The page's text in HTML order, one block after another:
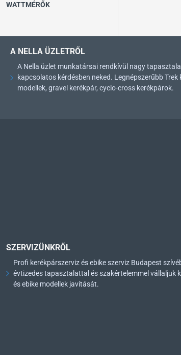
WATTMÉRŐK
A NELLA ÜZLETRŐL
A Nella üzlet munkatársai rendkívül nagy
kapcsolatos kérdésben neked. Legnépszerűbb
modellek, gravel kerékpár, cyclo-cross kerékpárok.
SZERVIZÜNKRŐL
Profi kerékpárszerviz és ebike szerviz Budapest
évtizedes tapasztalattal és szakértelemmel vállaljuk
és ebike modellek javítását.